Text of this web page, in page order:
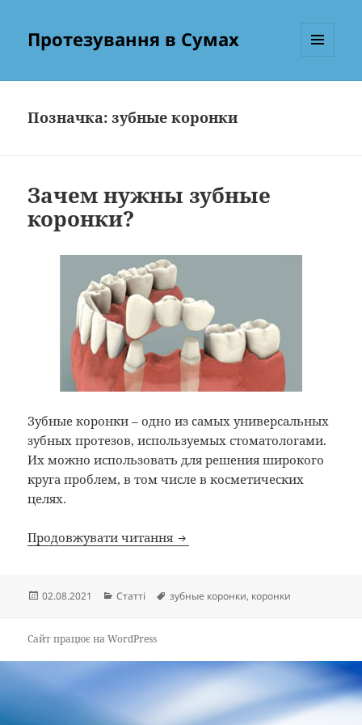
Протезування в Сумах
Позначка:зубные коронки
Зачем нужны зубные
коронки?
Зубные коронки – одно из самых универсальных
зубных протезов, используемых стоматологами.
Их можно использовать для решения широкого
круга проблем, в том числе в косметических
целях.
Продовжувати читання Зачем нужны зубные
Опубліковано
02.08.2021 Категорії
Статті Позначки
зубные коронки, коронки
Сайт працює на WordPress